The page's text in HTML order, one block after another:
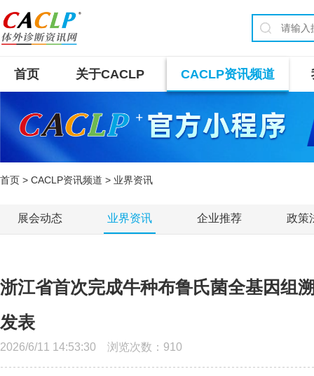
首页 关于CACLP CACLP资讯频道
首页 > CACLP资讯频道 > 业界资讯
展会动态 业界资讯 企业推荐 政策
浙江省首次完成牛种布鲁氏菌全基因组
发表
2026/6/11 14:53:30 浏览次数： 910